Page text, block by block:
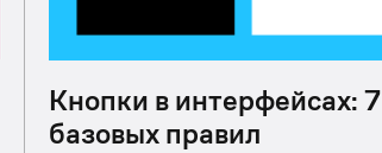
Кнопки в интерфейсах: 7
базовых правил